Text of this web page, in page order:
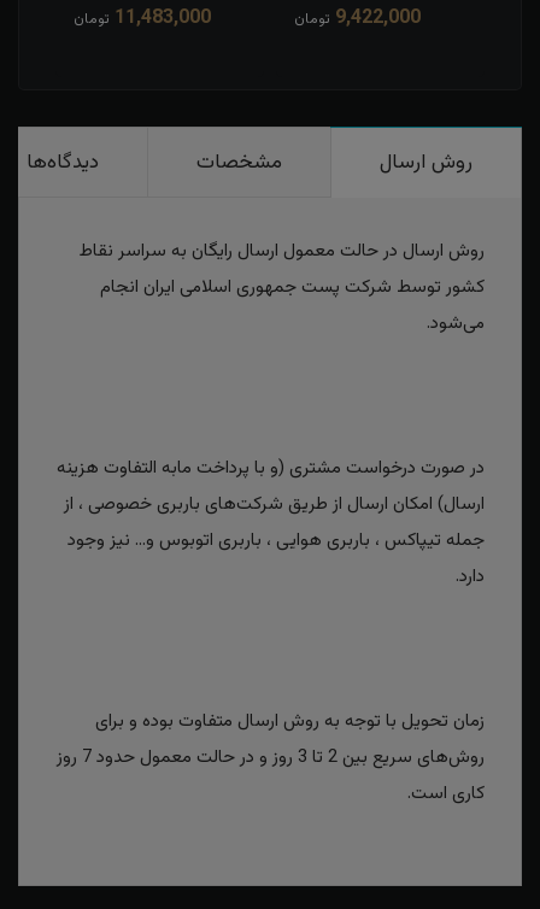
9,422,000 تومان 11,483,000 تومان
روش ارسال مشخصات دیدگاه‌ها
روش ارسال در حالت معمول ارسال رایگان به سراسر نقاط
کشور توسط شرکت پست جمهوری اسلامی ایران انجام
می‌شود.
در صورت درخواست مشتری (و با پرداخت مابه التفاوت هزینه
ارسال) امکان ارسال از طریق شرکت‌های باربری خصوصی ، از
جمله تیپاکس ، باربری هوایی ، باربری اتوبوس و... نیز وجود
دارد.
زمان تحویل با توجه به روش ارسال متفاوت بوده و برای
روش‌های سریع بین 2 تا 3 روز و در حالت معمول حدود 7 روز
کاری است.